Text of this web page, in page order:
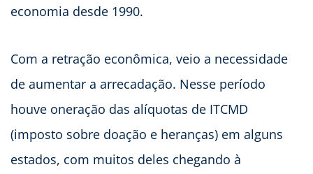
economia desde 1990.
Com a retração econômica, veio a necessidade
de aumentar a arrecadação. Nesse período
houve oneração das alíquotas de ITCMD
(imposto sobre doação e heranças) em alguns
estados, com muitos deles chegando à